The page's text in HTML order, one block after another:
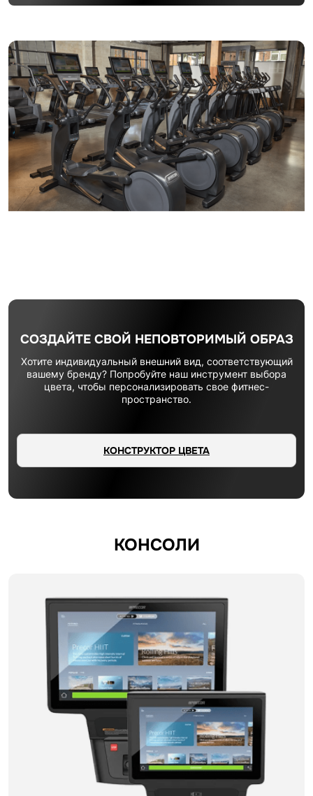
СОЗДАЙТЕ СВОЙ НЕПОВТОРИМЫЙ ОБРАЗ
Хотите индивидуальный внешний вид, соответствующий
вашему бренду? Попробуйте наш инструмент выбора
цвета, чтобы персонализировать свое фитнес-
пространство.
КОНСТРУКТОР ЦВЕТА
КОНСОЛИ